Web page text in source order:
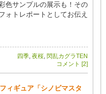
色サンプルの展示も！その
ォトレポートとしてお伝え
四季, 夜桜, 閃乱カグラTEN
コメント [2]
ィギュア「シノビマスタ